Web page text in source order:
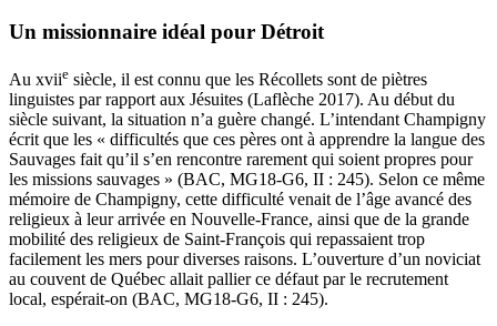
Un missionnaire idéal pour Détroit
Au xviie siècle, il est connu que les Récollets sont de piètres
linguistes par rapport aux Jésuites (Laflèche 2017). Au début du
siècle suivant, la situation n’a guère changé. L’intendant Champigny
écrit que les « difficultés que ces pères ont à apprendre la langue des
Sauvages fait qu’il s’en rencontre rarement qui soient propres pour
les missions sauvages » (BAC, MG18-G6, II : 245). Selon ce même
mémoire de Champigny, cette difficulté venait de l’âge avancé des
religieux à leur arrivée en Nouvelle-France, ainsi que de la grande
mobilité des religieux de Saint-François qui repassaient trop
facilement les mers pour diverses raisons. L’ouverture d’un noviciat
au couvent de Québec allait pallier ce défaut par le recrutement
local, espérait-on (BAC, MG18-G6, II : 245).